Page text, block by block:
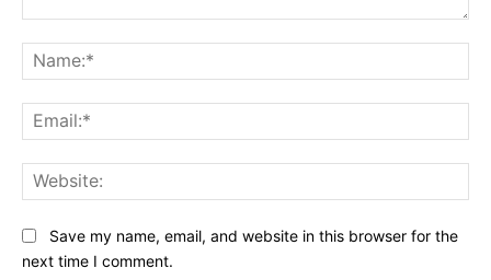
Save my name, email, and website in this browser for the
next time I comment.